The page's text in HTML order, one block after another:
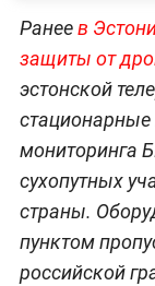
Ранеев
защиты от
эстонской
мониторинга
сухопутных
страны.
пунктом
российской